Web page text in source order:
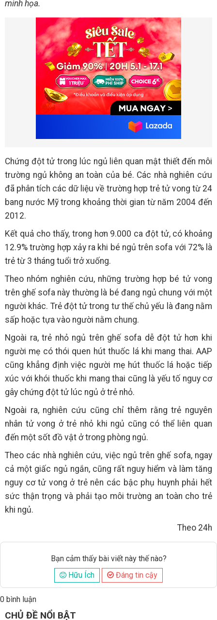
minh họa.
Chứng đột tử trong lúc ngủ liên quan mật thiết đến môi
trường ngủ không an toàn của bé. Các nhà nghiên cứu
đã phân tích các dữ liệu về trường hợp trẻ tử vong từ 24
bang nước Mỹ trong khoảng thời gian từ năm 2004 đến
2012.
Kết quả cho thấy, trong hơn 9.000 ca đột tử, có khoảng
12.9% trường hợp xảy ra khi bé ngủ trên sofa với 72% là
trẻ từ 3 tháng tuổi trở xuống.
Theo nhóm nghiên cứu, những trường hợp bé tử vong
trên ghế sofa này thường là bé đang ngủ chung với một
người khác. Trẻ đột tử trong tư thế chủ yếu là đang nằm
sấp hoặc tựa vào người nằm chung.
Ngoài ra, trẻ nhỏ ngủ trên ghế sofa dễ đột tử hơn khi
người mẹ có thói quen hút thuốc lá khi mang thai. AAP
cũng khẳng định việc người mẹ hút thuốc lá hoặc tiếp
xúc với khói thuốc khi mang thai cũng là yếu tố nguy cơ
gây chứng đột tử lúc ngủ ở trẻ nhỏ.
Ngoài ra, nghiên cứu cũng chỉ thêm rằng trẻ nguyên
nhân tử vong ở trẻ nhỏ khi ngủ cũng có thể liên quan
đến một sốt đồ vật ở trong phòng ngủ.
Theo các nhà nghiên cứu, việc ngủ trên ghế sofa, ngay
cả một giấc ngủ ngắn, cũng rất nguy hiểm và làm tăng
nguy cơ tử vong ở trẻ nên các bậc phụ huynh phải hết
sức thận trọng và phải tạo môi trường an toàn cho trẻ
khi ngủ.
Theo 24h
Bạn cảm thấy bài viết này thế nào?
Hữu Ích
Đáng tin cậy
0 bình luận